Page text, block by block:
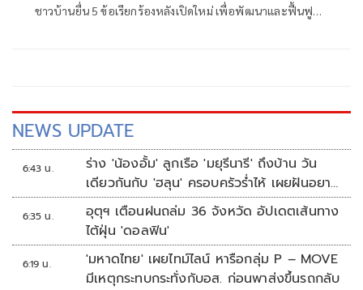
ชาวบ้านยื่น 5 ข้อเรียกร้องหลังเปิดใหม่ เพื่อพัฒนาและฟื้นฟู
NEWS UPDATE
6:43 น.
ร่าง 'น้องอั้ม' ลูกเรือ 'มยุรีนารี' ถึงบ้าน วัน
เดียวกันกับ 'ฮลุน' ครอบครัวร่ำไห้ เผยฝันอยาก
เป็นทหารเรือ
6:35 น.
อุตุฯ เตือนฝนถล่ม 36 จังหวัด อัปเดตเส้นทาง
ไต้ฝุ่น 'ดอลฟิน'
6:19 น.
'มหาดไทย' เผยไทม์ไลน์ หารือกลุ่ม P – MOVE
มีเหตุกระทบกระทั่งกับอส. ก่อนพาส่งขึ้นรถกลับ